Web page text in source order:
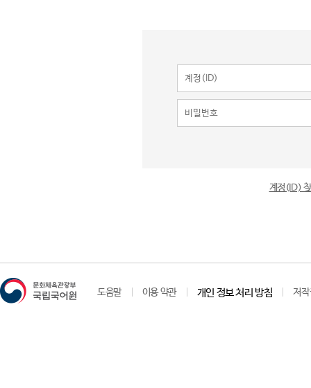
계정(ID)
도움말 이용 약관 개인 정보 처리 방침 저